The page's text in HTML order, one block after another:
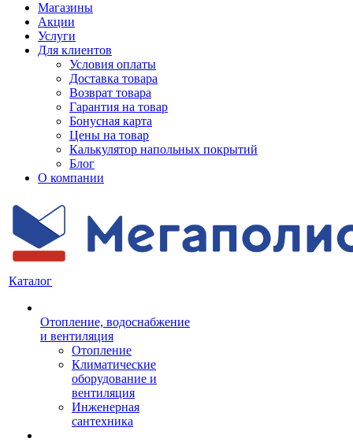
Магазины
Акции
Услуги
Для клиентов
Условия оплаты
Доставка товара
Возврат товара
Гарантия на товар
Бонусная карта
Цены на товар
Калькулятор напольных покрытий
Блог
О компании
Каталог
Отопление, водоснабжение
и вентиляция
Отопление
Климатические
оборудование и
вентиляция
Инженерная
сантехника